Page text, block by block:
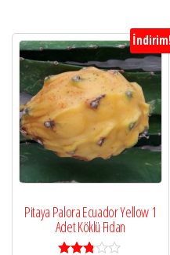
İndirim!
Pitaya Palora Ecuador Yellow 1
Adet Köklü Fidan